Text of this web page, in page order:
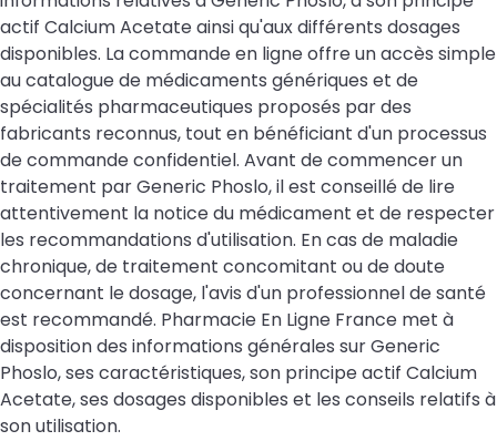
actif Calcium Acetate ainsi qu'aux différents dosages
disponibles. La commande en ligne offre un accès simple
au catalogue de médicaments génériques et de
spécialités pharmaceutiques proposés par des
fabricants reconnus, tout en bénéficiant d'un processus
de commande confidentiel. Avant de commencer un
traitement par Generic Phoslo, il est conseillé de lire
attentivement la notice du médicament et de respecter
les recommandations d'utilisation. En cas de maladie
chronique, de traitement concomitant ou de doute
concernant le dosage, l'avis d'un professionnel de santé
est recommandé. Pharmacie En Ligne France met à
disposition des informations générales sur Generic
Phoslo, ses caractéristiques, son principe actif Calcium
Acetate, ses dosages disponibles et les conseils relatifs à
son utilisation.